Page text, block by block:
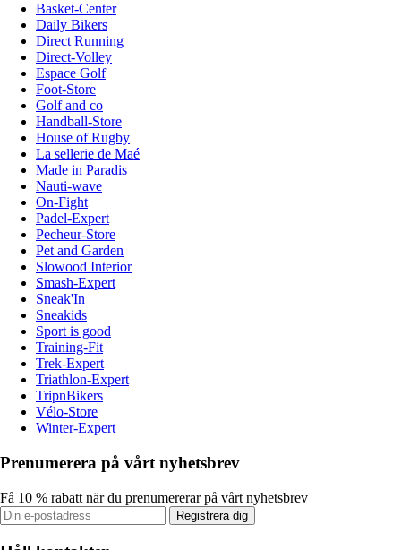
Basket-Center
Daily Bikers
Direct Running
Direct-Volley
Espace Golf
Foot-Store
Golf and co
Handball-Store
House of Rugby
La sellerie de Maé
Made in Paradis
Nauti-wave
On-Fight
Padel-Expert
Pecheur-Store
Pet and Garden
Slowood Interior
Smash-Expert
Sneak'In
Sneakids
Sport is good
Training-Fit
Trek-Expert
Triathlon-Expert
TripnBikers
Vélo-Store
Winter-Expert
Prenumerera på vårt nyhetsbrev
Få 10 % rabatt när du prenumererar på vårt nyhetsbrev
Registrera dig